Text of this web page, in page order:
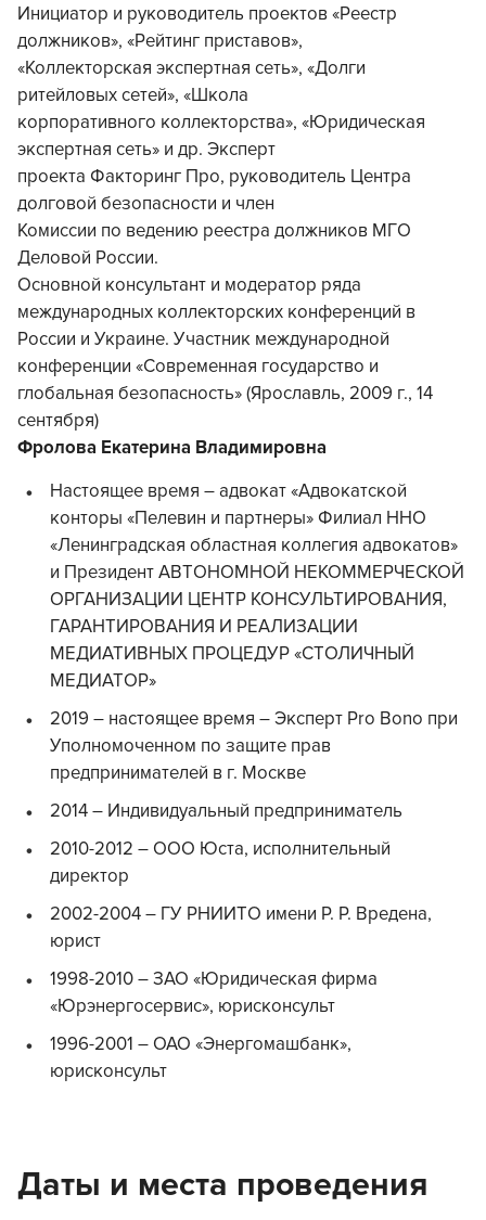
Инициатор и руководитель проектов «Реестр
должников», «Рейтинг приставов»,
«Коллекторская экспертная сеть», «Долги
ритейловых сетей», «Школа
корпоративного коллекторства», «Юридическая
экспертная сеть» и др. Эксперт
проекта Факторинг Про, руководитель Центра
долговой безопасности и член
Комиссии по ведению реестра должников МГО
Деловой России.
Основной консультант и модератор ряда
международных коллекторских конференций в
России и Украине. Участник международной
конференции «Современная государство и
глобальная безопасность» (Ярославль, 2009 г., 14
сентября)
Фролова Екатерина Владимировна
Настоящее время – адвокат «Адвокатской
конторы «Пелевин и партнеры» Филиал ННО
«Ленинградская областная коллегия адвокатов»
и Президент АВТОНОМНОЙ НЕКОММЕРЧЕСКОЙ
ОРГАНИЗАЦИИ ЦЕНТР КОНСУЛЬТИРОВАНИЯ,
ГАРАНТИРОВАНИЯ И РЕАЛИЗАЦИИ
МЕДИАТИВНЫХ ПРОЦЕДУР «СТОЛИЧНЫЙ
МЕДИАТОР»
2019 – настоящее время – Эксперт Pro Bono при
Уполномоченном по защите прав
предпринимателей в г. Москве
2014 – Индивидуальный предприниматель
2010-2012 – ООО Юста, исполнительный
директор
2002-2004 – ГУ РНИИТО имени Р. Р. Вредена,
юрист
1998-2010 – ЗАО «Юридическая фирма
«Юрэнергосервис», юрисконсульт
1996-2001 – ОАО «Энергомашбанк»,
юрисконсульт
Даты и места проведения